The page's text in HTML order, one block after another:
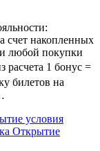
счет накопленных
любой покупки
расчета 1 бонус =
билетов на
условия
Открытие